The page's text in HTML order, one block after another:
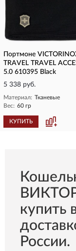
Портмоне
TRAVEL TRAVEL
5.0 610395 Black
5 338 руб.
Материал: Тканевые
Вес: 60 гр
КУПИТЬ
купить
России.